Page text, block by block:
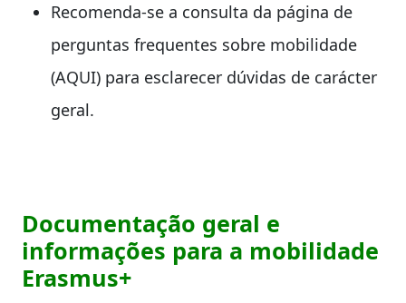
Recomenda-se a consulta da página de
perguntas frequentes sobre mobilidade
(AQUI) para esclarecer dúvidas de carácter
geral.
Documentação geral e
informações para a mobilidade
Erasmus+